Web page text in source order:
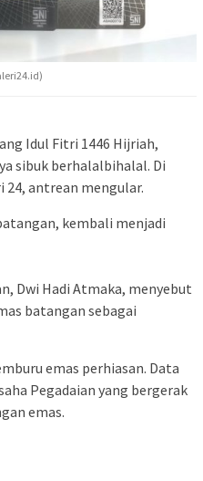
Idul Fitri 1446 Hijriah,
sibuk berhalalbihalal. Di
24, antrean mengular.
kembali menjadi